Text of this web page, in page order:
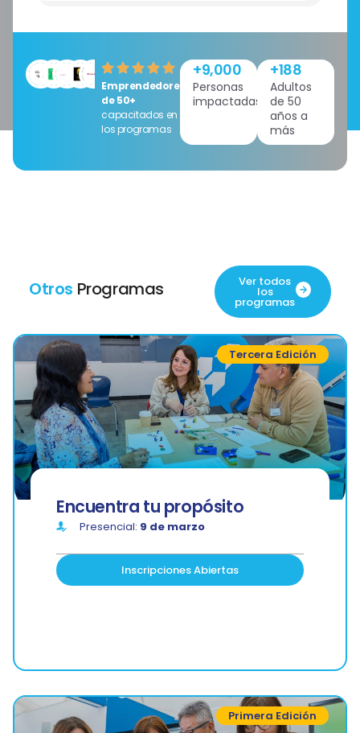
Emprendedores
de 50+
capacitados en
los programas
Personas
impactadas
+9,000
Adultos
de 50
años a
más
+188
Otros Programas Ver todos
los
programas
Tercera Edición
Encuentra tu propósito
Presencial: 9 de marzo
Inscripciones Abiertas
Primera Edición